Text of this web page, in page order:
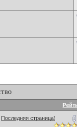
Последняя страница)